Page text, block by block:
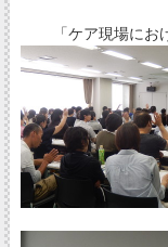
「ケア現場に